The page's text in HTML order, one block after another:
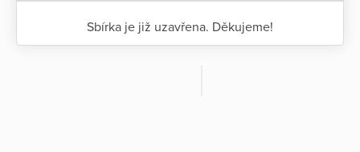
Sbírka je již uzavřena. Děkujeme!